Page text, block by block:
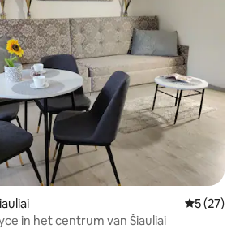
5 (27)
in het centrum van Šiauliai